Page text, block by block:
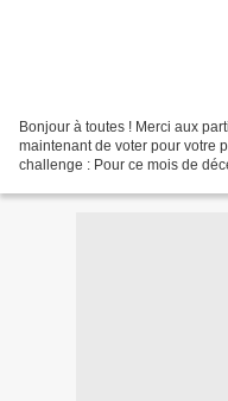
Bonjour à toutes ! Merci aux
maintenant de voter pour votre
challenge : Pour ce mois de